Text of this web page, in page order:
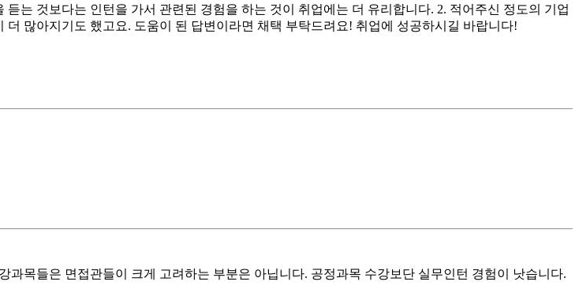
는 것보다는 인턴을 가서 관련된 경험을 하는 것이 취업에는 더 유리합니다. 2. 적어주신 정도의 기업
많아지기도 했고요. 도움이 된 답변이라면 채택 부탁드려요! 취업에 성공하시길 바랍니다!
목들은 면접관들이 크게 고려하는 부분은 아닙니다. 공정과목 수강보단 실무인턴 경험이 낫습니다.